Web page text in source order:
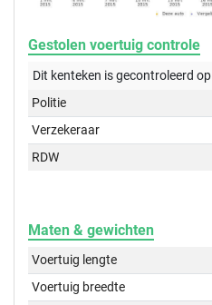
Gestolen voertuig controle
Dit kenteken is gecontroleerd op
Politie
Verzekeraar
RDW
Maten & gewichten
Voertuig lengte
Voertuig breedte